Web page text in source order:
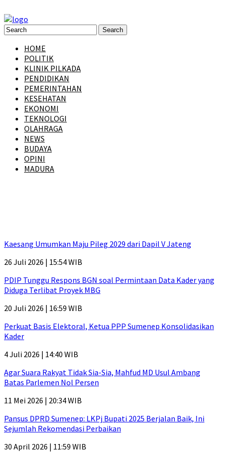
HOME
POLITIK
KLINIK PILKADA
PENDIDIKAN
PEMERINTAHAN
KESEHATAN
EKONOMI
TEKNOLOGI
OLAHRAGA
NEWS
BUDAYA
OPINI
MADURA
Kaesang Umumkan Maju Pileg 2029 dari Dapil V Jateng
26 Juli 2026 | 15:54 WIB
PDIP Tunggu Respons BGN soal Permintaan Data Kader yang
Diduga Terlibat Proyek MBG
20 Juli 2026 | 16:59 WIB
Perkuat Basis Elektoral, Ketua PPP Sumenep Konsolidasikan
Kader
4 Juli 2026 | 14:40 WIB
Agar Suara Rakyat Tidak Sia-Sia, Mahfud MD Usul Ambang
Batas Parlemen Nol Persen
11 Mei 2026 | 20:34 WIB
Pansus DPRD Sumenep: LKPj Bupati 2025 Berjalan Baik, Ini
Sejumlah Rekomendasi Perbaikan
30 April 2026 | 11:59 WIB